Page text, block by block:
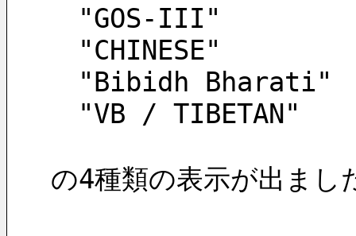
"GOS-III"
"CHINESE"
"Bibidh Bharati"
"VB / TIBETAN"
の4種類の表示が出まし